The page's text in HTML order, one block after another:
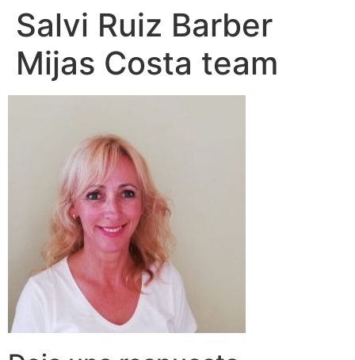
Salvi Ruiz Barber
Mijas Costa team